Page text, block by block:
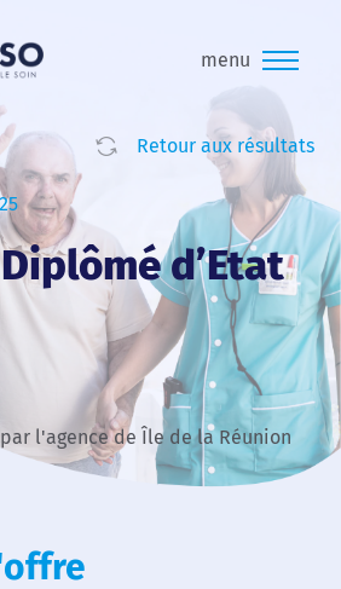
menu
Retour aux résultats
d’Etat
l'agence de Île de la Réunion